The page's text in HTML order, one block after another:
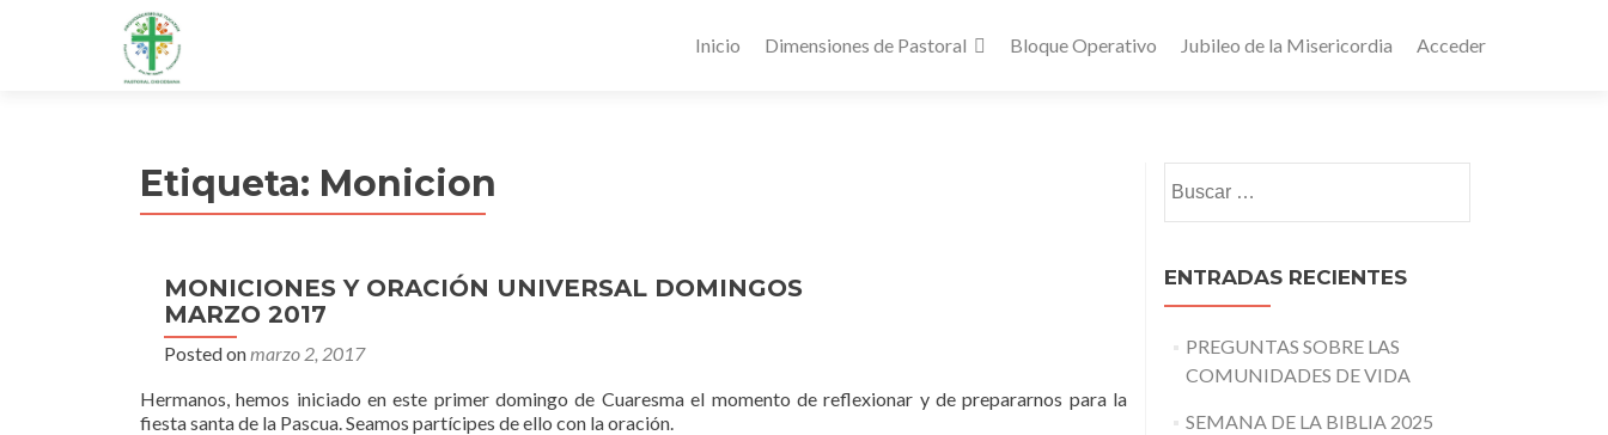
Inicio Dimensiones de Pastoral Bloque Operativo Jubileo de la Misericordia Acceder
Etiqueta: Monicion
MONICIONES Y ORACIÓN UNIVERSAL DOMINGOS
MARZO 2017
Posted onmarzo 2, 2017
Hermanos, hemos iniciado en este primer domingo de Cuaresma el momento de reflexionar y de prepararnos para la
fiesta santa de la Pascua. Seamos partícipes de ello con la oración.
ENTRADAS RECIENTES
PREGUNTAS SOBRE LAS
COMUNIDADES DE VIDA
SEMANA DE LA BIBLIA 2025